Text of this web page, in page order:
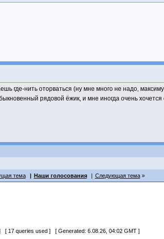
нить оторваться (ну мне много не надо,
рядовой ёжик, и мне иногда очень хочется
тема
Наши голосования
Следующая тема
[ 17 queries used ] [ Generated: 6.08.26, 04:02 GMT ]